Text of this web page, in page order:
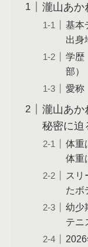
瀧山あか
基本
出身
学歴
部）
愛称
瀧山あか
秘密に迫
体重
体重
スリ
たボ
幼少
テニ